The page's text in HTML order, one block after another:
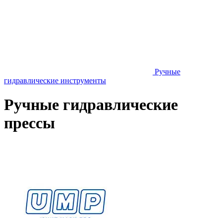
Ручные
гидравлические инструменты
Ручные гидравлические
прессы